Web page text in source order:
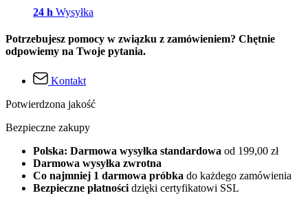
24 h Wysyłka
Potrzebujesz pomocy w związku z zamówieniem? Chętnie
odpowiemy na Twoje pytania.
Kontakt
Potwierdzona jakość
Bezpieczne zakupy
Polska: Darmowa wysyłka standardowa od 199,00 zł
Darmowa wysyłka zwrotna
Co najmniej 1 darmowa próbka do każdego zamówienia
Bezpieczne płatnościdzięki certyfikatowi SSL